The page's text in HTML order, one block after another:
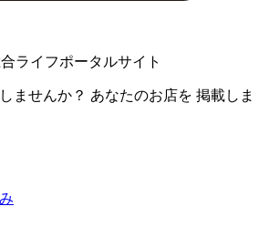
ライフポータルサイト
ませんか？ あなたのお店を 掲載しま